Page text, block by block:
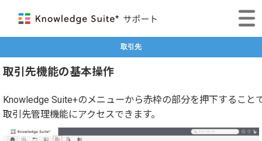
取引先
取引先機能の基本操作
Knowledge Suite+のメニューから赤枠の部分を押下すること
取引先管理機能にアクセスできます。